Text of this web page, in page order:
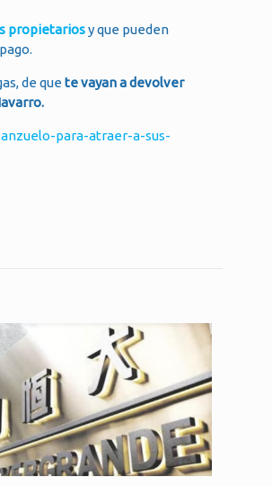
propietariosy que pueden
de quete vayan a devolver
para-atraer-a-sus-